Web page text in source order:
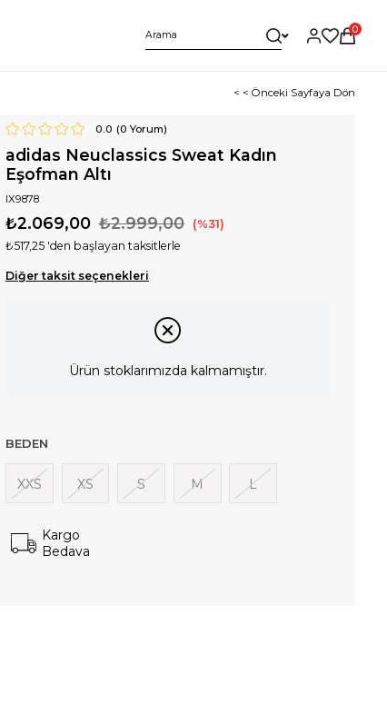
0
< < Önceki Sayfaya Dön
0.0 (0 Yorum)
adidas Neuclassics Sweat Kadın
Eşofman Altı
IX9878
₺2.999,00
₺2.069,00 31
₺517,25 'den başlayan taksitlerle
Diğer taksit seçenekleri
Ürün stoklarımızda kalmamıştır.
BEDEN
XXS XS S M L
Kargo
Bedava